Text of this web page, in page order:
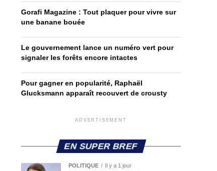
Gorafi Magazine : Tout plaquer pour vivre sur
une banane bouée
Le gouvernement lance un numéro vert pour
signaler les forêts encore intactes
Pour gagner en popularité, Raphaël
Glucksmann apparaît recouvert de crousty
ADVERTISEMENT
EN SUPER BREF
POLITIQUE Il y a 1 jour